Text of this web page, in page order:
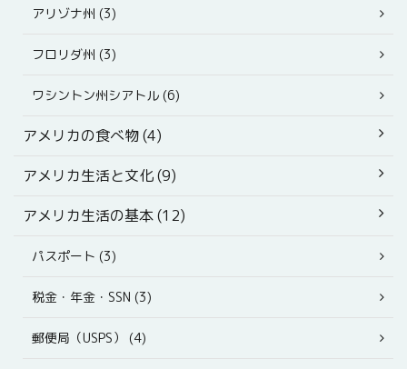
アリゾナ州 (3)
フロリダ州 (3)
ワシントン州シアトル (6)
アメリカの食べ物 (4)
アメリカ生活と文化 (9)
アメリカ生活の基本 (12)
パスポート (3)
税金・年金・SSN (3)
郵便局（USPS） (4)